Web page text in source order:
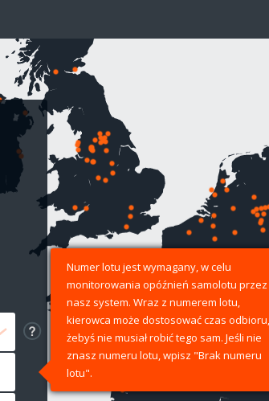
Numer lotu jest wymagany, w celu
monitorowania opóźnień samolotu przez
nasz system. Wraz z numerem lotu,
kierowca może dostosować czas odbioru,
żebyś nie musiał robić tego sam. Jeśli nie
znasz numeru lotu, wpisz "Brak numeru
lotu".